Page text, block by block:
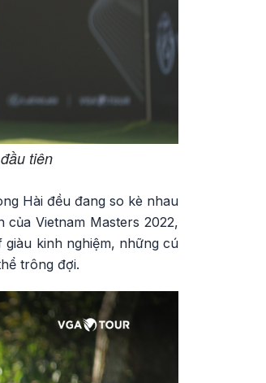
tiên
Hài đều đang so kè nhau
Vietnam Masters 2022,
kinh nghiệm, những cú
trông đợi.